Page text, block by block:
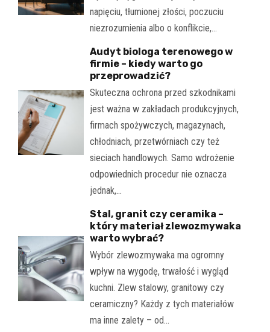
napięciu, tłumionej złości, poczuciu
niezrozumienia albo o konflikcie,…
Audyt biologa terenowego w
firmie – kiedy warto go
przeprowadzić?
Skuteczna ochrona przed szkodnikami
jest ważna w zakładach produkcyjnych,
firmach spożywczych, magazynach,
chłodniach, przetwórniach czy też
sieciach handlowych. Samo wdrożenie
odpowiednich procedur nie oznacza
jednak,…
Stal, granit czy ceramika –
który materiał zlewozmywaka
warto wybrać?
Wybór zlewozmywaka ma ogromny
wpływ na wygodę, trwałość i wygląd
kuchni. Zlew stalowy, granitowy czy
ceramiczny? Każdy z tych materiałów
ma inne zalety – od…